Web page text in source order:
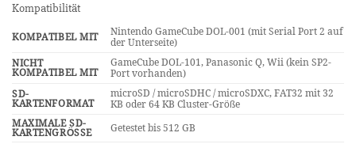
Kompatibilität
KOMPATIBEL MIT
Nintendo GameCube DOL-001 (mit Serial Port 2 auf
der Unterseite)
NICHT
KOMPATIBEL MIT
GameCube DOL-101, Panasonic Q, Wii (kein SP2-
Port vorhanden)
SD-
KARTENFORMAT
microSD / microSDHC / microSDXC, FAT32 mit 32
KB oder 64 KB Cluster-Größe
MAXIMALE SD-
KARTENGRÖSSE
Getestet bis 512 GB